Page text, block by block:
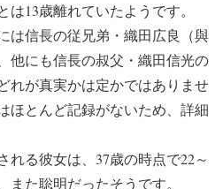
13歳離れていたようです。
は信長の従兄弟・織田広良（與
他にも信長の叔父・織田信光の
れが真実かは定かではありませ
ほとんど記録がないため、詳細
れる彼女は、37歳の時点で22～
た聡明だったそうです。